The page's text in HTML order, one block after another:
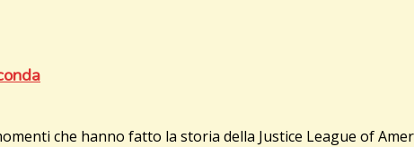
che hanno fatto la storia della Justice League of